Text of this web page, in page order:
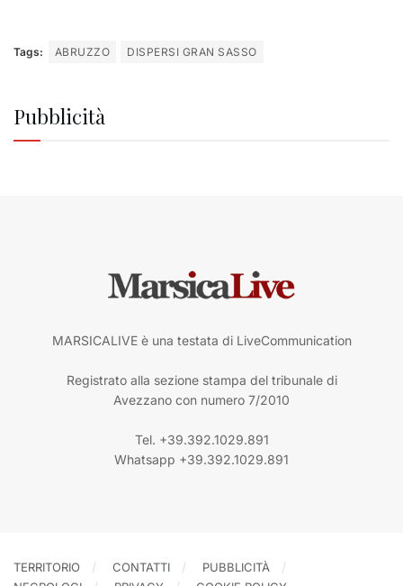
Tags: ABRUZZO DISPERSI GRAN SASSO
Pubblicità
MARSICALIVE è una testata di LiveCommunication
Registrato alla sezione stampa del tribunale di
Avezzano con numero 7/2010
Tel. +39.392.1029.891
Whatsapp +39.392.1029.891
TERRITORIO CONTATTI
PUBBLICITÀ